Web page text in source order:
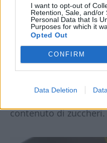
I want to opt-out of
Retention, Sale, and/or
Personal Data that Is
Purposes for which it
Opted Out
CONFIRM
Data Deletion
5% CARBOIDRATI A
Mirtilli, fragole,
Fonte di fibre,
Consiglio pratico:
una piccola porzione
contenuto di zuccheri.